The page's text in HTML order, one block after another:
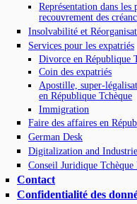
Représentation dans
recouvrement des
Insolvabilité et
Services pour les expatriés
Divorce en République
Coin des expatriés
Apostille, super-
en République Tchèque
Immigration
Faire des affaires en
German Desk
Digitalization and
Conseil Juridique
Contact
Confidentialité des